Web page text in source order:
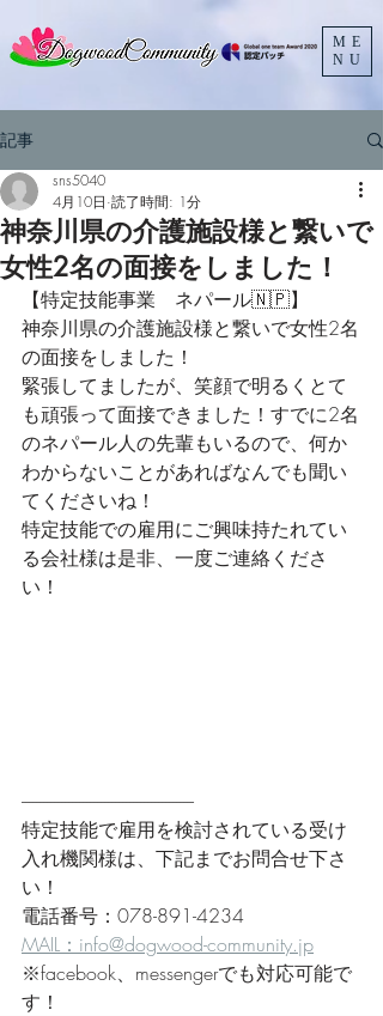
ME
NU
記事
神奈川県の介護施設様と繋いで
女性2名の面接をしました！
sns5040
4月10日 読了時間: 1分
【特定技能事業　ネパール​🇳🇵】
神奈川県の介護施設様と繋いで女性2名
の面接をしました！
緊張してましたが、笑顔で明るくとて
も頑張って面接できました！すでに2名
のネパール人の先輩もいるので、何か
わからないことがあればなんでも聞い
てくださいね！
特定技能での雇用にご興味持たれてい
る会社様は是非、一度ご連絡くださ
い！
------------------------------------------------
特定技能で雇用を検討されている受け
入れ機関様は、下記までお問合せ下さ
い！
電話番号：078-891-4234
MAIL：info@dogwood-community.jp
※facebook、messengerでも対応可能で
す！